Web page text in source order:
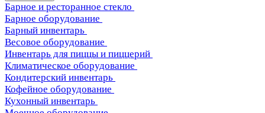
Барное и ресторанное стекло
Барное оборудование
Барный инвентарь
Весовое оборудование
Инвентарь для пиццы и пиццерий
Климатическое оборудование
Кондитерский инвентарь
Кофейное оборудование
Кухонный инвентарь